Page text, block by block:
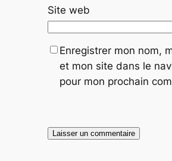
Site web
Enregistrer mon nom,
et mon site dans le
pour mon prochain